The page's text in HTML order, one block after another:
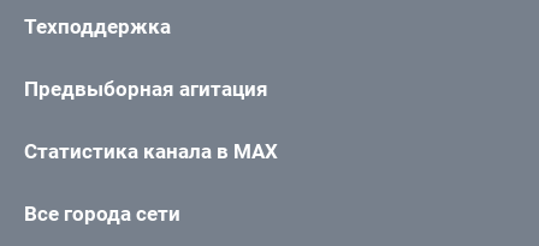
Техподдержка
Предвыборная агитация
Статистика канала в MAX
Все города сети